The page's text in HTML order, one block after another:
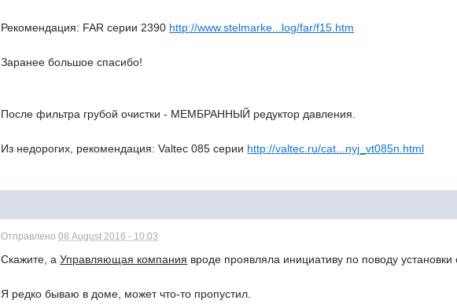
Рекомендация: FAR серии 2390 http://www.stelmarke...log/far/f15.htm
Заранее большое спасибо!
После фильтра грубой очистки - МЕМБРАННЫЙ редуктор давления.
Из недорогих, рекомендация: Valtec 085 серии http://valtec.ru/cat...nyj_vt085n.html
Отправлено08 August 2016 - 10:03
Скажите, аУправляющая компания вроде проявляла инициативу по поводу установки
Я редко бываю в доме, может что-то пропустил.